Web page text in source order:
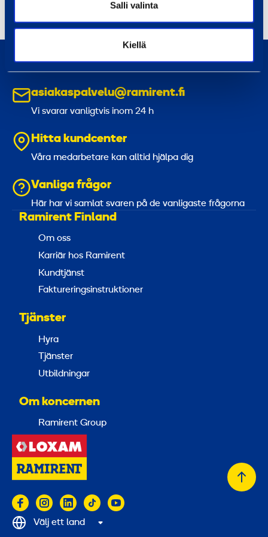
Salli valinta
Kiellä
Ring oss, vi är här för att hjälpa dig
asiakaspalvelu@ramirent.fi
Vi svarar vanligtvis inom 24 h
Hitta kundcenter
Våra medarbetare kan alltid hjälpa dig
Vanliga frågor
Här har vi samlat svaren på de vanligaste frågorna
Ramirent Finland
Om oss
Karriär hos Ramirent
Kundtjänst
Faktureringsinstruktioner
Tjänster
Hyra
Tjänster
Utbildningar
Om koncernen
Ramirent Group
Välj ett land